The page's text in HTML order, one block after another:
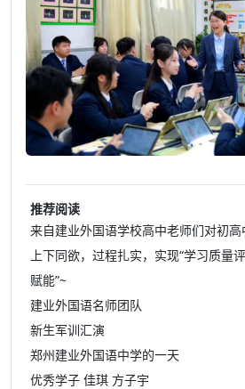
推荐阅读
来自建业外国语学校高中老师们对初
上下同欲，过程扎实，实现“学习质量
赋能”~
建业外国语名师团队
新生军训汇演
郑州建业外国语中学的一天
优秀学子 佳琪 方子宇